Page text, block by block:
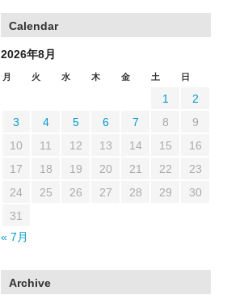
Calendar
2026年8月
月 火 水 木 金 土 日
1
2
3
4 5 6 7 8
9
10
11 12 13 14 15
16
17
18 19 20 21 22
23
24
25 26 27 28 29
30
31
« 7月
Archive